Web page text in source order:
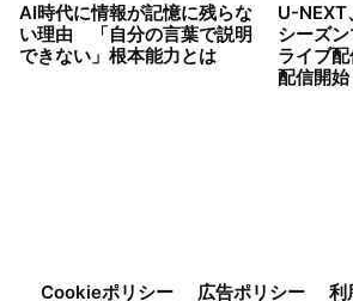
AI時代に情報が記憶に残らな
い理由 「自分の言葉で説明
できない」根本能力とは
U-NEXT
シーズ
ライブ
配信開始
Cookieポリシー 広告ポリシー 利